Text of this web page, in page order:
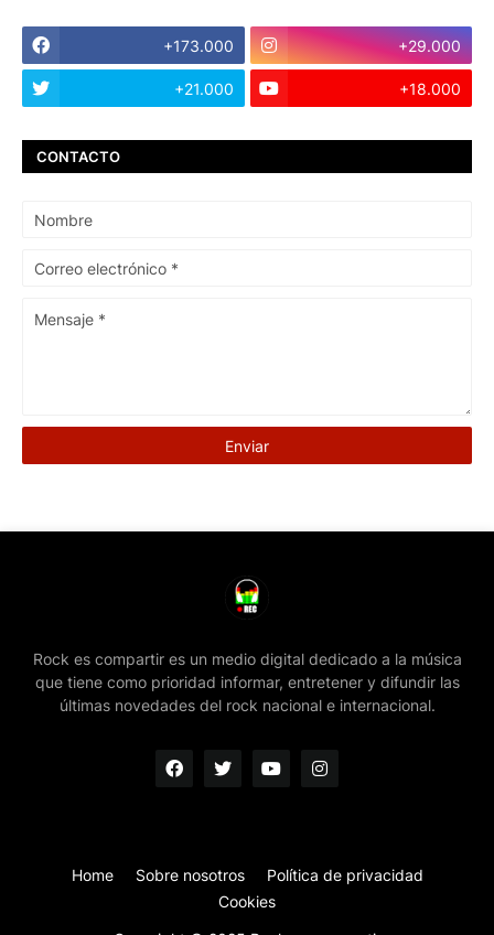
+173.000 +29.000
+21.000 +18.000
CONTACTO
Rock es compartir es un medio digital dedicado a la música
que tiene como prioridad informar, entretener y difundir las
últimas novedades del rock nacional e internacional.
Home Sobre nosotros
Política de privacidad
Cookies